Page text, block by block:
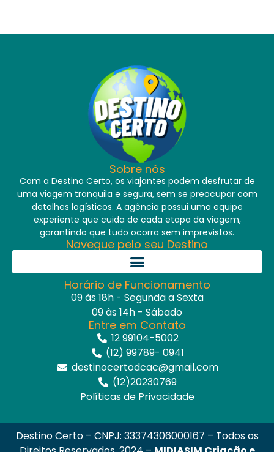
Sobre nós
Com a Destino Certo, os viajantes podem desfrutar de
uma viagem tranquila e segura, sem se preocupar com
detalhes logísticos. A agência possui uma equipe
experiente que cuida de cada etapa da viagem,
garantindo que tudo ocorra sem imprevistos.
Navegue pelo seu Destino
Horário de Funcionamento
09 às 18h - Segunda a Sexta
09 às 14h - Sábado
Entre em Contato
12 99104-5002
(12) 99789- 0941
destinocertodcac@gmail.com
(12)20230769
Políticas de Privacidade
Destino Certo – CNPJ: 33374306000167 – Todos os